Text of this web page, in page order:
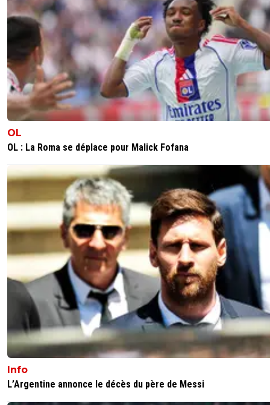
OL
OL : La Roma se déplace pour Malick Fofana
Info
L’Argentine annonce le décès du père de Messi